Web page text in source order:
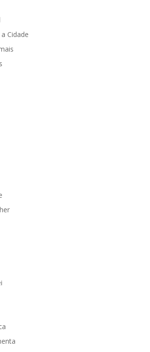
Cidade